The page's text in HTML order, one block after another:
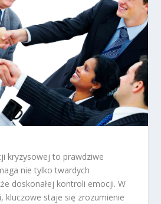
kryzysowej to prawdziwe
nie tylko twardych
doskonałej kontroli emocji. W
kluczowe staje się zrozumienie